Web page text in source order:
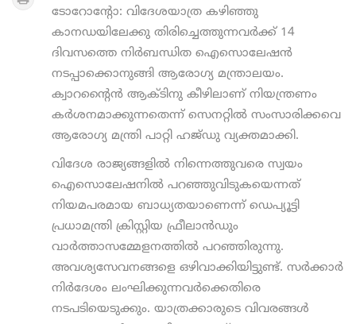
ടോറോന്റോ: വിദേശയാത്ര കഴിഞ്ഞു
കാനഡയിലേക്കു തിരിച്ചെത്തുന്നവര്‍ക്ക് 14
ദിവസത്തെ നിര്‍ബന്ധിത ഐസൊലേഷന്‍
നടപ്പാക്കൊനുങ്ങി ആരോഗ്യ മന്ത്രാലയം.
ക്വാറന്റൈന്‍ ആക്ടിനു കീഴിലാണ് നിയന്ത്രണം
കര്‍ശനമാക്കുന്നതെന്ന് സെനറ്റില്‍ സംസാരിക്കവെ
ആരോഗ്യ മന്ത്രി പാറ്റി ഹജ്ഡു വ്യക്തമാക്കി.
വിദേശ രാജ്യങ്ങളില്‍ നിന്നെത്തുവരെ സ്വയം
ഐസൊലേഷനില്‍ പറഞ്ഞുവിടുകയെന്നത്
നിയമപരമായ ബാധ്യതയാണെന്ന് ഡെപ്യൂട്ടി
പ്രധാമന്ത്രി ക്രിസ്റ്റിയ ഫ്രീലാന്‍ഡും
വാര്‍ത്താസമ്മേളനത്തില്‍ പറഞ്ഞിരുന്നു.
അവശ്യസേവനങ്ങളെ ഒഴിവാക്കിയിട്ടുണ്ട്. സര്‍ക്കാര്‍
നിര്‍ദേശം ലംഘിക്കുന്നവര്‍ക്കെതിരെ
നടപടിയെടുക്കും. യാത്രക്കാരുടെ വിവരങ്ങള്‍